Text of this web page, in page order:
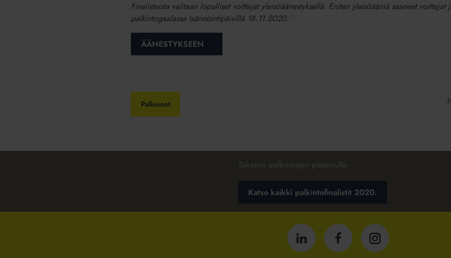
Finalisteista valitaan lopulliset voittajat yleisöäänestyksellä. Eniten yleisöääniä saaneet voittajat
palkintogaalassa Isännöintipäivillä 18.11.2020.’
ÄÄNESTYKSEEN
Palkinnot
Katso kaikki palkintofinalistit 2020.
IsännöintiliittoIsännöintiliittoIsännöintiliitto